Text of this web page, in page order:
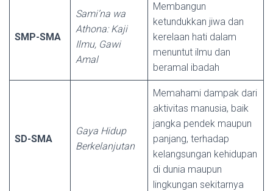
SMP-SMA
Sami’na wa
Athona: Kaji
Ilmu, Gawi
Amal
Membangun
ketundukkan jiwa dan
kerelaan hati dalam
menuntut ilmu dan
beramal ibadah
SD-SMA
Gaya Hidup
Berkelanjutan
Memahami dampak dari
aktivitas manusia, baik
jangka pendek maupun
panjang, terhadap
kelangsungan kehidupan
di dunia maupun
lingkungan sekitarnya